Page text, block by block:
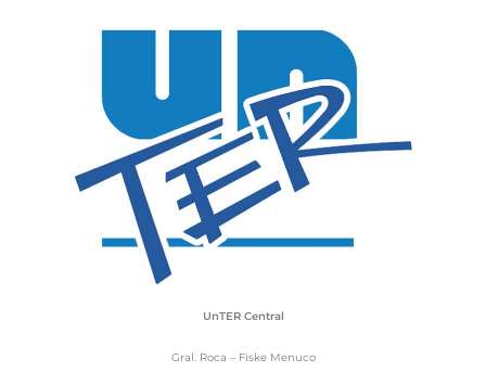
UnTER Central
Gral. Roca – Fiske Menuco